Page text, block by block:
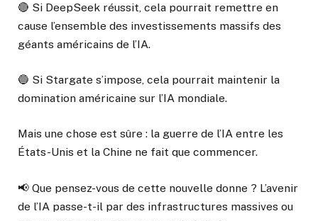
🔴 Si DeepSeek réussit, cela pourrait remettre en
cause l’ensemble des investissements massifs des
géants américains de l’IA.
🔵 Si Stargate s’impose, cela pourrait maintenir la
domination américaine sur l’IA mondiale.
Mais une chose est sûre : la guerre de l’IA entre les
États-Unis et la Chine ne fait que commencer.
📢 Que pensez-vous de cette nouvelle donne ? L’avenir
de l’IA passe-t-il par des infrastructures massives ou